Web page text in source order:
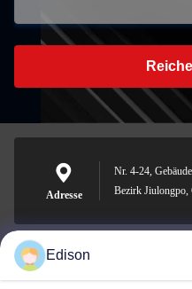
Adresse
Nr. 4-24,
Bezirk Jiulongpo,
Edison